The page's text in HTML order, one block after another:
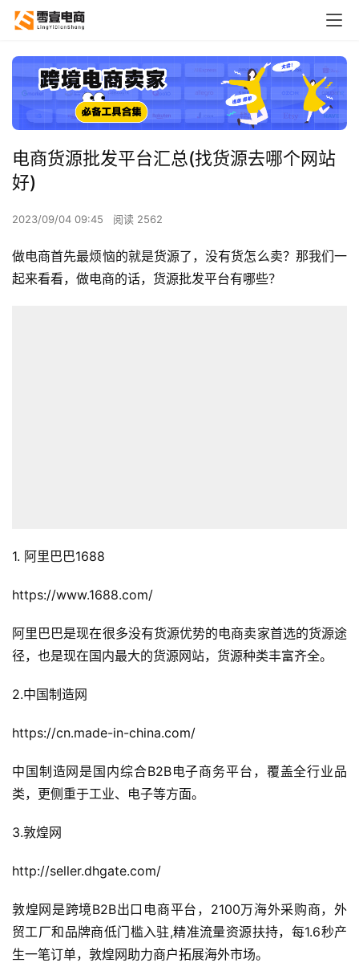
电商货源批发平台汇总(找货源去哪个网站
好)
2023/09/04 09:45 阅读 2562
做电商首先最烦恼的就是货源了，没有货怎么卖？那我们一
起来看看，做电商的话，货源批发平台有哪些？
1. 阿里巴巴1688
https://www.1688.com/
阿里巴巴是现在很多没有货源优势的电商卖家首选的货源途
径，也是现在国内最大的货源网站，货源种类丰富齐全。
2.中国制造网
https://cn.made-in-china.com/
中国制造网是国内综合B2B电子商务平台，覆盖全行业品
类，更侧重于工业、电子等方面。
3.敦煌网
http://seller.dhgate.com/
敦煌网是跨境B2B出口电商平台，2100万海外采购商，外
贸工厂和品牌商低门槛入驻,精准流量资源扶持，每1.6秒产
生一笔订单，敦煌网助力商户拓展海外市场。